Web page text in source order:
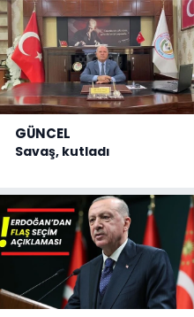
GÜNCEL
Savaş, kutladı